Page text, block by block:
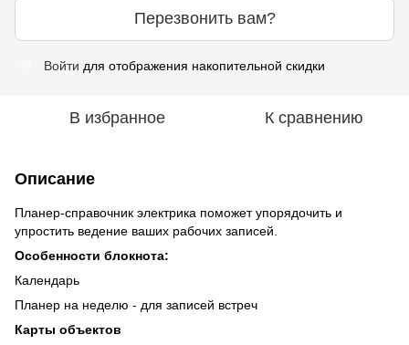
Перезвонить вам?
Войти для отображения накопительной скидки
В избранное К сравнению
Описание
Планер-справочник электрика поможет упорядочить и
упростить ведение ваших рабочих записей.
Особенности блокнота:
Календарь
Планер на неделю - для записей встреч
Карты объектов